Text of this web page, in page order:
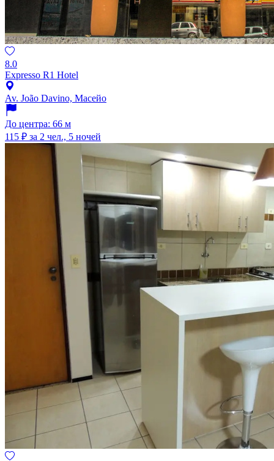
8.0
Expresso R1 Hotel
Av. João Davino, Масейо
До центра: 66 м
115 ₽ за 2 чел., 5 ночей